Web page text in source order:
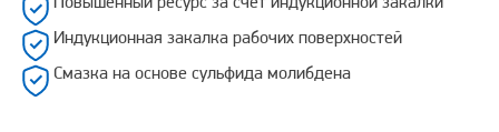
Повышенный ресурс за счет индукционной закалки
Индукционная закалка рабочих поверхностей
Смазка на основе сульфида молибдена